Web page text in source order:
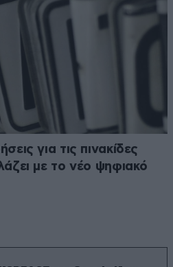
για τις πινακίδες
με το νέο ψηφιακό